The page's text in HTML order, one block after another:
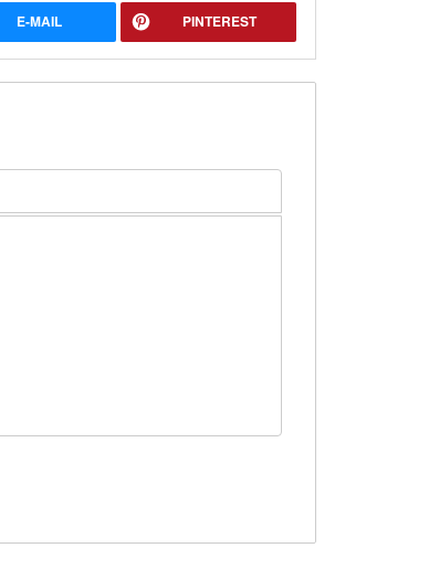
E-MAIL PINTEREST